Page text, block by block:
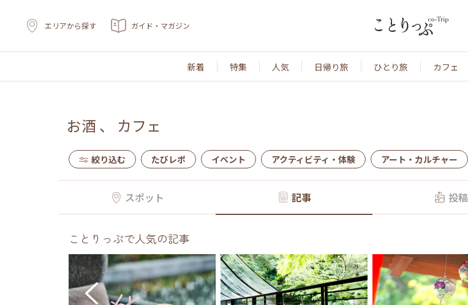
エリアから探す ガイド・マガジン
新着 特集 人気 日帰り旅 ひとり旅 カフェ
お酒 、 カフェ
絞り込む たびレポ イベント アクティビティ・体験 アート・カルチャー
スポット 記事 投稿
ことりっぷで人気の記事